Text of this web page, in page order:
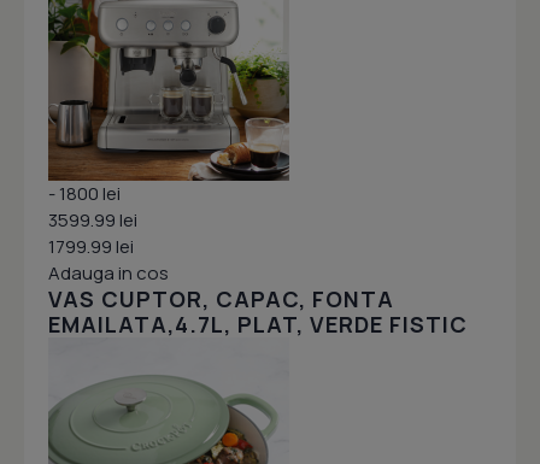
- 1800 lei
3599.99 lei
1799.99 lei
Adauga in cos
VAS CUPTOR, CAPAC, FONTA
EMAILATA,4.7L, PLAT, VERDE FISTIC